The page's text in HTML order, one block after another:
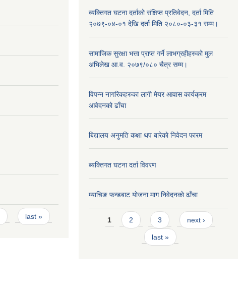
last »
व्यक्तिगत घटना दर्ताको संक्षिप्त प्रतिवेदन, दर्ता मिति
२०७९-०४-०१ देखि दर्ता मिति २०८०-०३-३१ सम्म।
सामाजिक सुरक्षा भत्ता प्राप्त गर्ने लाभग्रहीहरुको मुल
अभिलेख आ.व. २०७९/०८० चैत्र सम्म।
विपन्न नागरिकहरुका लागी मेयर आवास कार्यक्रम
आवेदनको ढाँचा
बिद्यालय अनुमति कक्षा थप बारेकाे निवेदन फारम
ब्यक्तिगत घटना दर्ता विवरण
म्याचिङ फन्डबाट याेजना माग निवेदनकाे ढाँचा
Pages
1 2 3 next ›
last »